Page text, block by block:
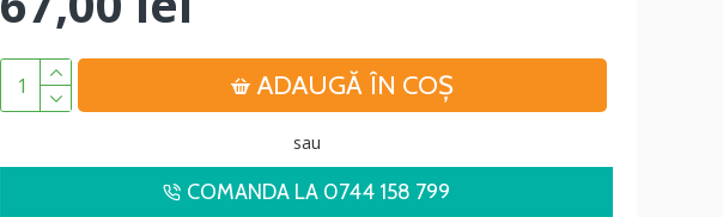
ADAUGĂ ÎN COŞ
sau
COMANDA LA 0744 158 799